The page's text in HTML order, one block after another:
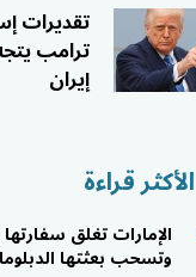
تقديرات
ترامب
إيران
الأكثر قراءة
الإمارات تغلق
وتسحب بعثتها